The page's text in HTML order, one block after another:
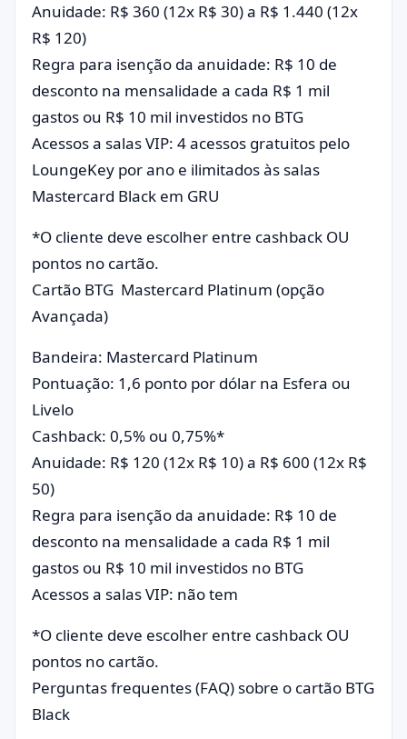
Anuidade: R$ 360 (12x R$ 30) a R$ 1.440 (12x
R$ 120)
Regra para isenção da anuidade: R$ 10 de
desconto na mensalidade a cada R$ 1 mil
gastos ou R$ 10 mil investidos no BTG
Acessos a salas VIP: 4 acessos gratuitos pelo
LoungeKey por ano e ilimitados às salas
Mastercard Black em GRU
*O cliente deve escolher entre cashback OU
pontos no cartão.
Cartão BTG Mastercard Platinum (opção
Avançada)
Bandeira: Mastercard Platinum
Pontuação: 1,6 ponto por dólar na Esfera ou
Livelo
Cashback: 0,5% ou 0,75%*
Anuidade: R$ 120 (12x R$ 10) a R$ 600 (12x R$
50)
Regra para isenção da anuidade: R$ 10 de
desconto na mensalidade a cada R$ 1 mil
gastos ou R$ 10 mil investidos no BTG
Acessos a salas VIP: não tem
*O cliente deve escolher entre cashback OU
pontos no cartão.
Perguntas frequentes (FAQ) sobre o cartão BTG
Black